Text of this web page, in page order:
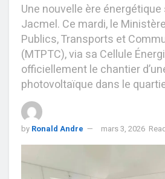
Une nouvelle ère énergétique
Jacmel. Ce mardi, le
Publics, Transports et
(MTPTC), via sa Cellule
officiellement le chantier
photovoltaïque dans le
by Ronald Andre mars 3, 2026